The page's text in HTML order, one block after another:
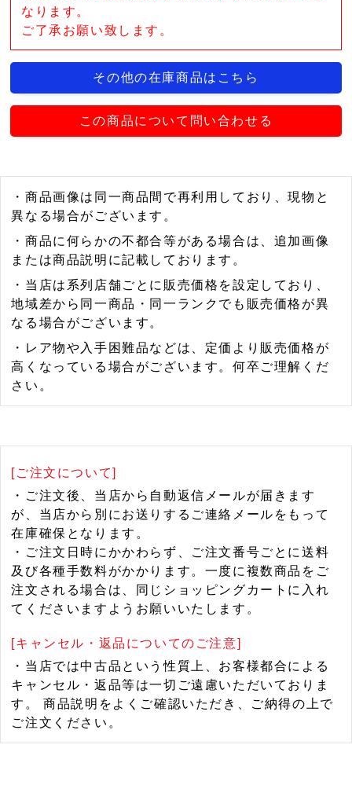
なります。
ご了承お願い致します。
その他の在庫商品はこちら
この商品について問い合わせる
・商品画像は同一商品間で再利用しており、現物と
異なる場合がございます。
・商品に何らかの不都合等がある場合は、追加画像
または商品説明に記載しております。
・当店は系列店舗ごとに販売価格を設定しており、
地域差から同一商品・同一ランクでも販売価格が異
なる場合がございます。
・レア物や入手困難品などは、定価より販売価格が
高くなっている場合がございます。何卒ご理解くだ
さい。
[ご注文について]
・ご注文後、当店から自動返信メールが届きます
が、当店から別にお送りするご連絡メールをもって
在庫確保となります。
・ご注文日時にかかわらず、ご注文番号ごとに送料
及び各種手数料がかかります。一度に複数商品をご
注文される場合は、同じショッピングカートに入れ
てくださいますようお願いいたします。
[キャンセル・返品についてのご注意]
・当店では中古品という性質上、お客様都合による
キャンセル・返品等は一切ご遠慮いただいておりま
す。 商品説明をよくご確認いただき、ご納得の上で
ご注文ください。